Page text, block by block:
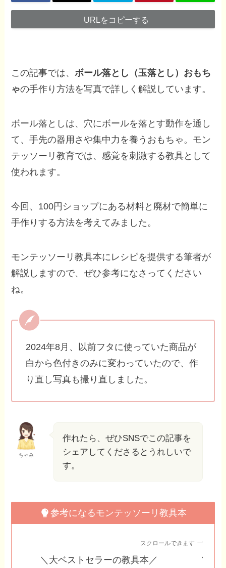
URLをコピーする
この記事では、ボール落とし（玉落とし）おもち
ゃの手作り方法を写真で詳しく解説しています。
ボール落としは、穴にボールを落とす動作を通し
て、手先の器用さや集中力を養うおもちゃ。モン
テッソーリ教育では、感覚を刺激する教具として
使われます。
今回、100円ショップにある材料と廃材で簡単に
手作りする方法を考えてみました。
モンテッソーリ教具本にレシピを提供する筆者が
解説しますので、ぜひ参考になさってください
ね。
2024年8月、以前フタに使っていた商品が
白から色付きのみに変わっていたので、作
り直し写真も撮り直しました。
ちゃみ
作れたら、ぜひSNSでこの記事を
シェアしてくださるとうれしいで
す。
参考になるモンテッソーリ教具本
スクロールできます
＼大ベストセラーの教具本／ ＼